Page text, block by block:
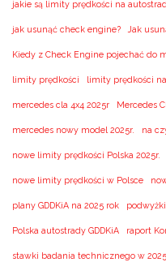
jakie są limity prędkości na
jak usunąć check engine? Jak
Kiedy z Check Engine pojechać do
limity prędkości limity prędkości
mercedes cla 4x4 2025r Mercedes
mercedes nowy model 2025r. na
nowe limity prędkości Polska 2025r.
nowe limity prędkości w Polsce
plany GDDKiA na 2025 rok
Polska autostrady GDDKiA raport
stawki badania technicznego w